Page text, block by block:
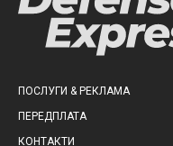
ПОСЛУГИ & РЕКЛАМА
ПЕРЕДПЛАТА
КОНТАКТИ